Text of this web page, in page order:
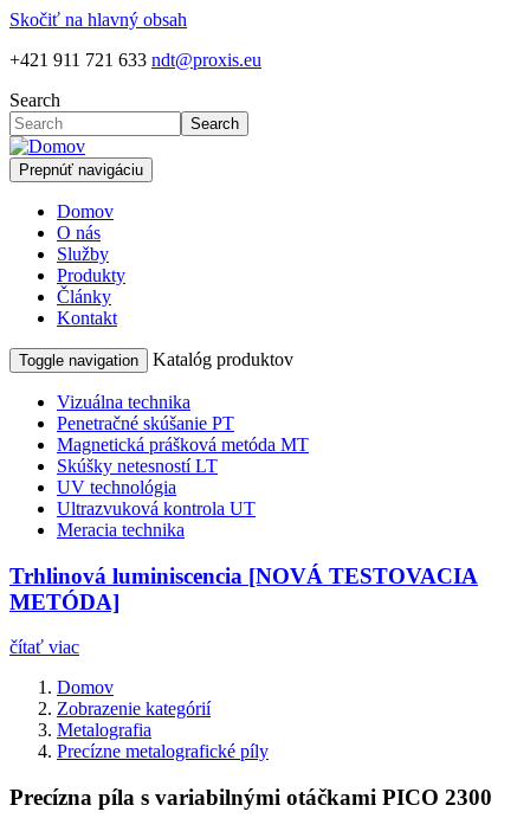
Skočiť na hlavný obsah
+421 911 721 633 ndt@proxis.eu
Search
Search
Prepnúť navigáciu
Domov
O nás
Služby
Produkty
Články
Kontakt
Toggle navigation Katalóg produktov
Vizuálna technika
Penetračné skúšanie PT
Magnetická prášková metóda MT
Skúšky netesností LT
UV technológia
Ultrazvuková kontrola UT
Meracia technika
Trhlinová luminiscencia [NOVÁ TESTOVACIA
METÓDA]
čítať viac
Domov
Zobrazenie kategórií
Metalografia
Precízne metalografické píly
Precízna píla s variabilnými otáčkami PICO 2300